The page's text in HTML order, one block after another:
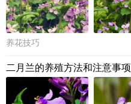
养花技巧
二月兰的养殖方法和注意事项